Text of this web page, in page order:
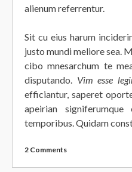
alienum referrentur.
Sit cu eius harum
justo mundi meliore sea.
cibo mnesarchum te
disputando. Vim esse
efficiantur, saperet
apeirian
temporibus. Quidam
2 Comments